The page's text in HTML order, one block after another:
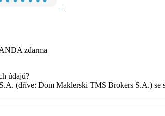
zdarma
údajů?
(dříve: Dom Maklerski TMS Brokers S.A.) se